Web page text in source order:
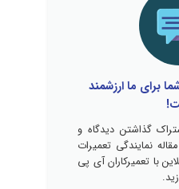
برای ما ارزشمند
گذاشتن دیدگاه و
نمایندگی تعمیرات
با تعمیرکاران آی پی